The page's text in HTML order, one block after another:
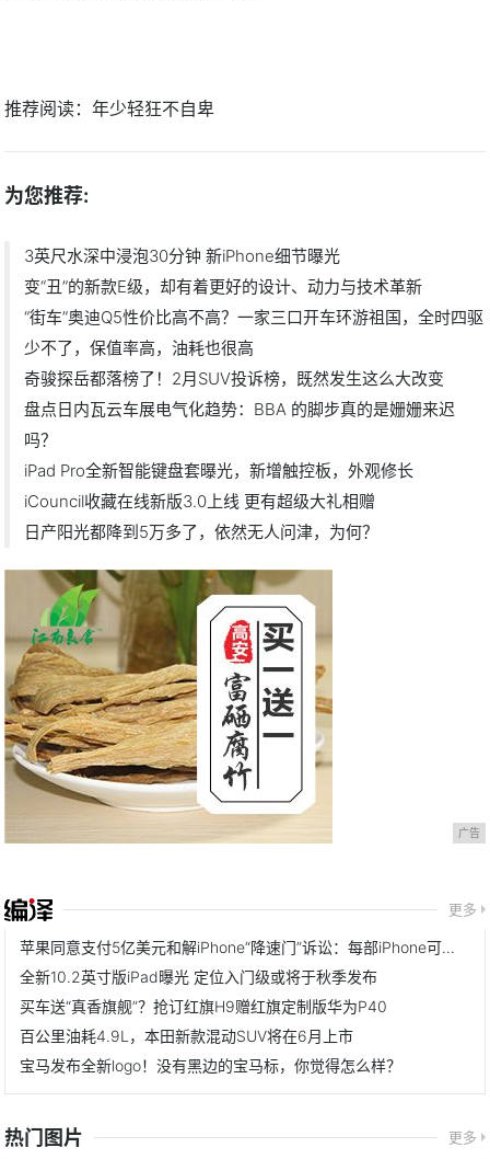
推荐阅读：年少轻狂不自卑
为您推荐:
3英尺水深中浸泡30分钟 新iPhone细节曝光
变“丑”的新款E级，却有着更好的设计、动力与技术革新
“街车”奥迪Q5性价比高不高？一家三口开车环游祖国，全时四驱
少不了，保值率高，油耗也很高
奇骏探岳都落榜了！2月SUV投诉榜，既然发生这么大改变
盘点日内瓦云车展电气化趋势：BBA 的脚步真的是姗姗来迟
吗？
iPad Pro全新智能键盘套曝光，新增触控板，外观修长
iCouncil收藏在线新版3.0上线 更有超级大礼相赠
日产阳光都降到5万多了，依然无人问津，为何？
广告
更多
苹果同意支付5亿美元和解iPhone“降速门”诉讼：每部iPhone可获赔25美元
全新10.2英寸版iPad曝光 定位入门级或将于秋季发布
买车送“真香旗舰”？抢订红旗H9赠红旗定制版华为P40
百公里油耗4.9L，本田新款混动SUV将在6月上市
宝马发布全新logo！没有黑边的宝马标，你觉得怎么样？
热门图片 更多